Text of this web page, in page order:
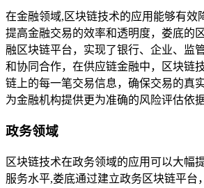
在金融领域,区块链技术的应用能够有效
提高金融交易的效率和透明度，娄底的
融区块链平台，实现了银行、企业、监
和协同合作，在供应链金融中，区块链
链上的每一笔交易信息，确保交易的真
为金融机构提供更为准确的风险评估依
政务领域
区块链技术在政务领域的应用可以大幅
服务水平,娄底通过建立政务区块链平台